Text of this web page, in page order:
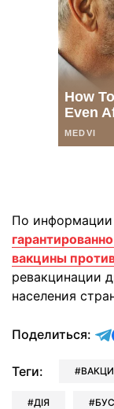
По информации
вакцины
ревакцинации
населения
Поделиться:
Теги:
ДІЯ